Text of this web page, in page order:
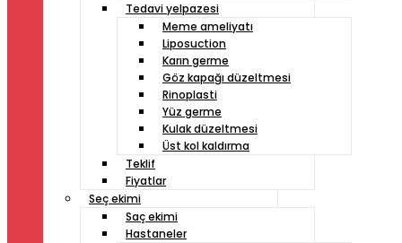
Tedavi yelpazesi
Meme ameliyatı
Liposuction
Karın germe
Göz kapağı düzeltmesi
Rinoplasti
Yüz germe
Kulak düzeltmesi
Üst kol kaldırma
Teklif
Fiyatlar
Seç ekimi
Saç ekimi
Hastaneler